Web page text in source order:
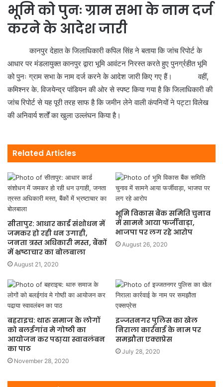
भूमि को पुनः ग्राम सभा के नाम दर्ज
करने के आदेश जारी
कानपुर देहात के जिलाधिकारी कपिल सिंह ने बताया कि जांच रिपोर्ट के
आधार पर मंडलायुक्त कानपुर द्वारा भूमि आवंटन निरस्त करते हुए पुनर्ग्रहीत भूमि
को पुनः ग्राम सभा के नाम दर्ज करने के आदेश जारी किए गए हैं। वहीं,
कमिश्नर के. विजयेन्द्र पांडियन की ओर से स्पष्ट किया गया है कि जिलाधिकारी की
जांच रिपोर्ट से यह पूरी तरह साफ है कि जमीन लेने वाली कंपनियों ने पट्टा विलेख
की अनिवार्य शर्तों का खुला उल्लंघन किया है।
Related Articles
सीतापुर: आधार कार्ड संशोधन में
जमकर हो रही धन उगाही,
जनता त्रस्त अधिकारी मस्त, बैंकों
में भ्रष्टाचार का बोलबाला
August 21, 2020
भूमि विकास बैंक समिति चुनाव
में सामने आया फर्जीवाड़ा,
भाजपा पर लग रहे आरोप
August 26, 2020
बहराइच: थारु समाज के लोगों
को बलईगांव मे गोष्ठी का
आयोजन कर पढा़या स्वावलंबन
का पाठ
November 28, 2020
इज्जतनगर पुलिस का खेल
निराला कार्रवाई के नाम पर
समझौता एक्सप्रेस
July 28, 2020